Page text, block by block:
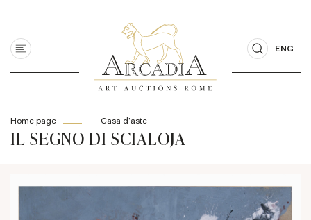
ENG
Home page Casa d'aste
IL SEGNO DI SCIALOJA